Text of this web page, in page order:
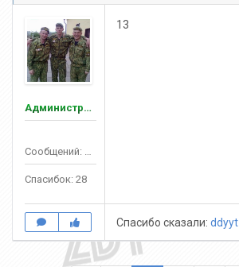
Администраторы
Сообщений: 132
Спасибок: 28
13
Спасибо сказали: ddyyt